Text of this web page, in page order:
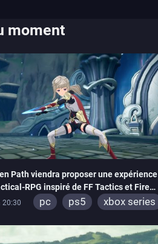
moment
Path viendra proposer une expérience
RPG inspiré de FF Tactics et Fire
20:30 pc ps5
xbox series